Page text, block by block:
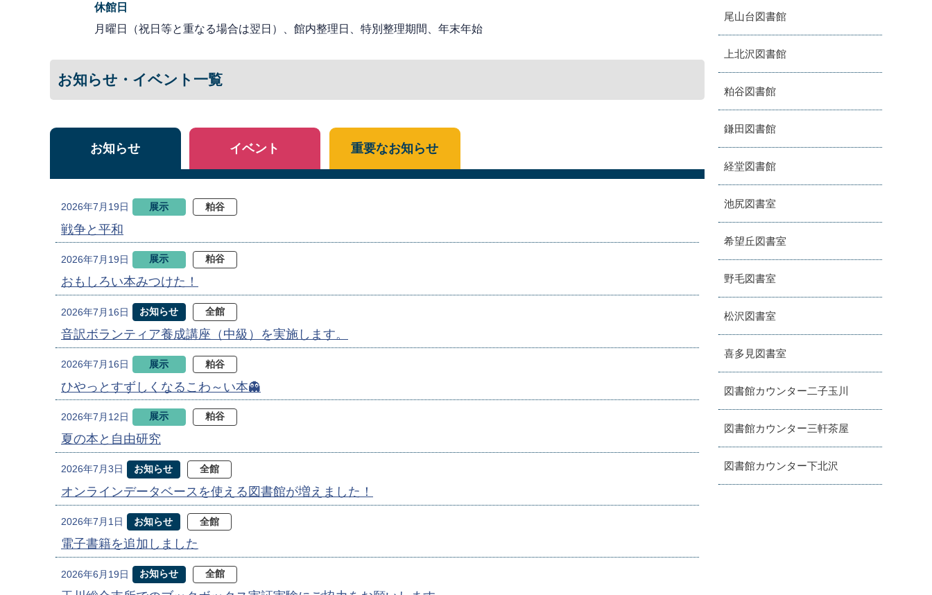
休館日
月曜日（祝日等と重なる場合は翌日）、館内整理日、特別整理期間、年末年始
お知らせ・イベント一覧
お知らせ
2026年7月19日 展示 粕谷
戦争と平和
2026年7月19日 展示 粕谷
おもしろい本みつけた！
2026年7月16日 お知らせ 全館
音訳ボランティア養成講座（中級）を実施します。
2026年7月16日 展示 粕谷
ひやっとすずしくなるこわ～い本👻
2026年7月12日 展示 粕谷
夏の本と自由研究
2026年7月3日 お知らせ 全館
オンラインデータベースを使える図書館が増えました！
2026年7月1日 お知らせ 全館
電子書籍を追加しました
2026年6月19日 お知らせ 全館
イベント 重要なお知らせ
尾山台図書館
上北沢図書館
粕谷図書館
鎌田図書館
経堂図書館
池尻図書室
希望丘図書室
野毛図書室
松沢図書室
喜多見図書室
図書館カウンター二子玉川
図書館カウンター三軒茶屋
図書館カウンター下北沢